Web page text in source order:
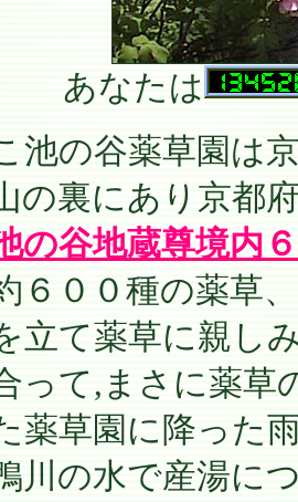
あなたは
池の谷薬草園は
の裏にあり京都
の谷地蔵尊境内
６００種の薬草
立て薬草に親し
って,まさに薬草
薬草園に降った
川の水で産湯に